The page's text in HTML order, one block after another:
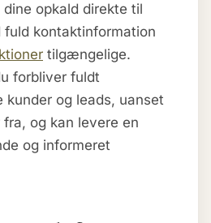
opkald direkte til
fuld kontaktinformation
tilgængelige.
forbliver fuldt
kunder og leads, uanset
og kan levere en
og informeret